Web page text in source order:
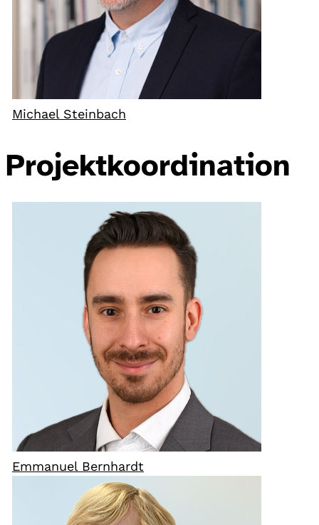
Michael Steinbach
Projektkoordination
Emmanuel Bernhardt